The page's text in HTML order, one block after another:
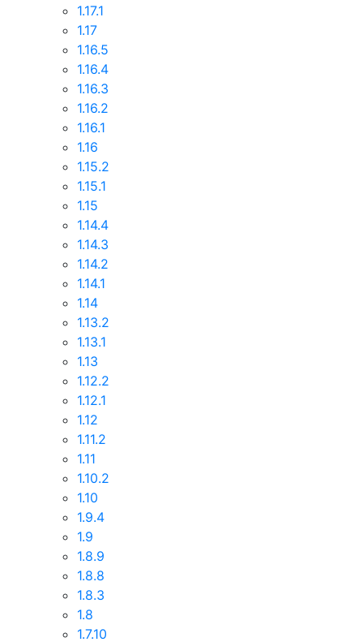
1.17.1
1.17
1.16.5
1.16.4
1.16.3
1.16.2
1.16.1
1.16
1.15.2
1.15.1
1.15
1.14.4
1.14.3
1.14.2
1.14.1
1.14
1.13.2
1.13.1
1.13
1.12.2
1.12.1
1.12
1.11.2
1.11
1.10.2
1.10
1.9.4
1.9
1.8.9
1.8.8
1.8.3
1.8
1.7.10